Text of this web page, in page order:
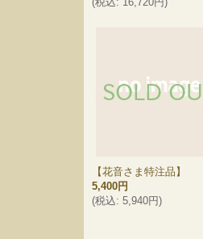
【花音さま特注品】
5,400円
(税込: 5,940円)